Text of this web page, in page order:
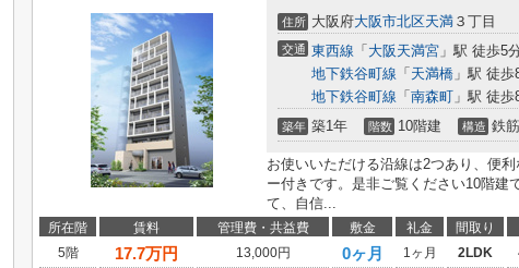
住所 大阪府大阪市北区天満 ３丁目
交通 東西線 「 大阪天満宮 」駅 徒歩5
地下鉄谷町線 「 天満橋 」駅 徒歩
地下鉄谷町線 「 南森町 」駅 徒歩
築年 築1年 階数 10階建 構造 鉄
お使いいただける沿線は2つあり、便
ー付きです。是非ご覧ください10階建
て、自信...
所在階 賃料 管理費・共益費 敷金 礼金 間取り
5階
17.7万円 13,000円 0ヶ月 1ヶ月 2LDK